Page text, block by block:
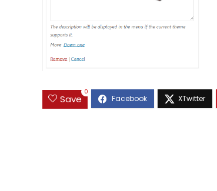
Save
0